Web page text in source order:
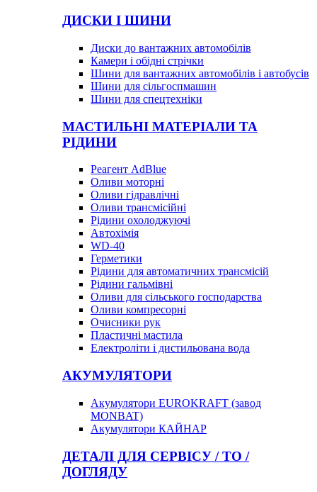
ДИСКИ І ШИНИ
Диски до вантажних автомобілів
Камери і обідні стрічки
Шини для вантажних автомобілів і автобусів
Шини для сільгоспмашин
Шини для спецтехніки
МАСТИЛЬНІ МАТЕРІАЛИ ТА
РІДИНИ
Реагент AdBlue
Оливи моторні
Оливи гідравлічні
Оливи трансмісійні
Рідини охолоджуючі
Автохімія
WD-40
Герметики
Рідини для автоматичних трансмісій
Рідини гальмівні
Оливи для сільського господарства
Оливи компресорні
Очисники рук
Пластичні мастила
Електроліти і дистильована вода
АКУМУЛЯТОРИ
Акумулятори EUROKRAFT (завод
MONBAT)
Акумулятори КАЙНАР
ДЕТАЛІ ДЛЯ СЕРВІСУ / ТО /
ДОГЛЯДУ